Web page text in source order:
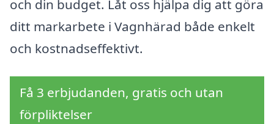
och din budget. Låt oss hjälpa dig att göra
ditt markarbete i Vagnhärad både enkelt
och kostnadseffektivt.
Få 3 erbjudanden, gratis och utan
förpliktelser